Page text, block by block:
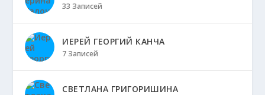
33 Записей
ИЕРЕЙ ГЕОРГИЙ КАНЧА
7 Записей
СВЕТЛАНА ГРИГОРИШИНА